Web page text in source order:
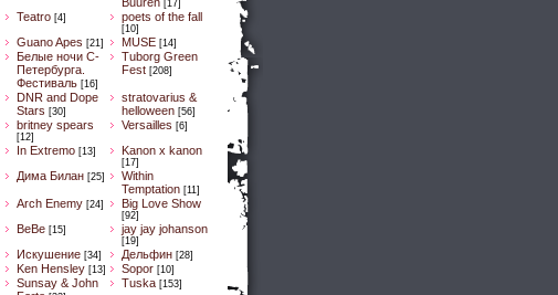
[17]
Teatro [4] poets of the fall
[10]
Guano Apes [21] MUSE [14]
Белые ночи С-
Петербурга.
Фестиваль [16]
Tuborg Green
Fest [208]
DNR and Dope
Stars [30]
stratovarius &
helloween [56]
britney spears
[12]
Versailles [6]
In Extremo [13] Kanon x kanon
[17]
Дима Билан [25]
Within
Temptation [11]
Arch Enemy [24] Big Love Show
[92]
BeBe [15] jay jay johanson
[19]
Искушение [34] Дельфин [28]
Ken Hensley [13] Sopor [10]
Sunsay & John
Tuska [153]